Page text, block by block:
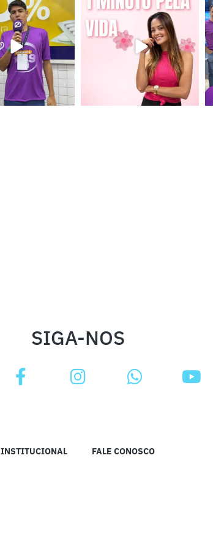
SIGA-NOS
INSTITUCIONAL FALE CONOSCO